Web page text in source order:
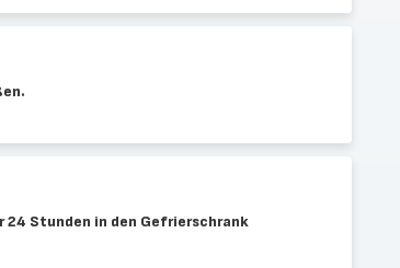
Stunden in den Gefrierschrank